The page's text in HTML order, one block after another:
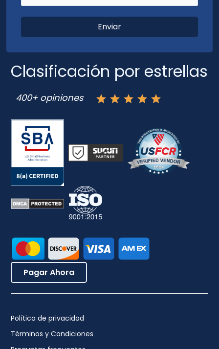
Clasificación por estrellas
400+ opiniones
Pagar Ahora
Política de privacidad
Términos y Condiciones